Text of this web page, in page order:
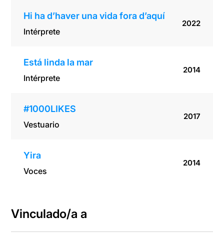
Hi ha d’haver una vida fora d’aquí
Intérprete
2022
Está linda la mar
Intérprete
2014
#1000LIKES
Vestuario
2017
Yira
Voces
2014
Vinculado/a a